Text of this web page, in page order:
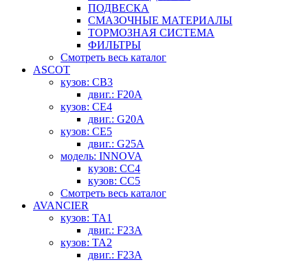
ПОДВЕСКА
СМАЗОЧНЫЕ МАТЕРИАЛЫ
ТОРМОЗНАЯ СИСТЕМА
ФИЛЬТРЫ
Смотреть весь каталог
ASCOT
кузов: CB3
двиг.: F20A
кузов: CE4
двиг.: G20A
кузов: CE5
двиг.: G25A
модель: INNOVA
кузов: CC4
кузов: CC5
Смотреть весь каталог
AVANCIER
кузов: TA1
двиг.: F23A
кузов: TA2
двиг.: F23A